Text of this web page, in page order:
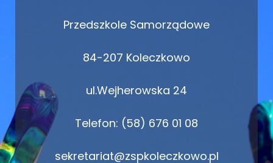
Przedszkole Samorządowe
84-207 Koleczkowo
ul.Wejherowska 24
Telefon: (58) 676 01 08
sekretariat@zspkoleczkowo.pl